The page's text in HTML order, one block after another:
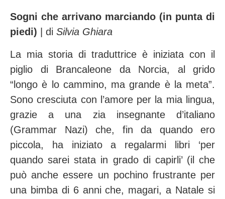
Sogni che arrivano marciando (in punta di
piedi) | di Silvia Ghiara
La mia storia di traduttrice è iniziata con il
piglio di Brancaleone da Norcia, al grido
“longo è lo cammino, ma grande è la meta”.
Sono cresciuta con l’amore per la mia lingua,
grazie a una zia insegnante d’italiano
(Grammar Nazi) che, fin da quando ero
piccola, ha iniziato a regalarmi libri ‘per
quando sarei stata in grado di capirli’ (il che
può anche essere un pochino frustrante per
una bimba di 6 anni che, magari, a Natale si